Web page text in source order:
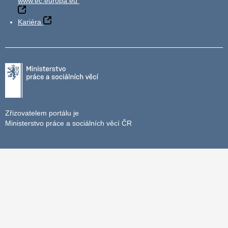
Kariéra
Zřizovatelem portálu je
Ministerstvo práce a sociálních věcí ČR